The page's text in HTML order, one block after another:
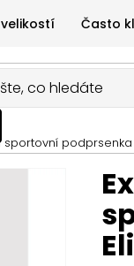
Často
GYMTIME
výživa
sportovní